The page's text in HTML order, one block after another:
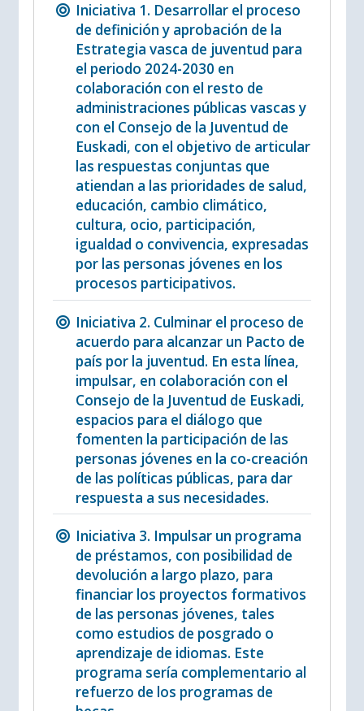
Iniciativa 1. Desarrollar el proceso
de definición y aprobación de la
Estrategia vasca de juventud para
el periodo 2024-2030 en
colaboración con el resto de
administraciones públicas vascas y
con el Consejo de la Juventud de
Euskadi, con el objetivo de articular
las respuestas conjuntas que
atiendan a las prioridades de salud,
educación, cambio climático,
cultura, ocio, participación,
igualdad o convivencia, expresadas
por las personas jóvenes en los
procesos participativos.
Iniciativa 2. Culminar el proceso de
acuerdo para alcanzar un Pacto de
país por la juventud. En esta línea,
impulsar, en colaboración con el
Consejo de la Juventud de Euskadi,
espacios para el diálogo que
fomenten la participación de las
personas jóvenes en la co-creación
de las políticas públicas, para dar
respuesta a sus necesidades.
Iniciativa 3. Impulsar un programa
de préstamos, con posibilidad de
devolución a largo plazo, para
financiar los proyectos formativos
de las personas jóvenes, tales
como estudios de posgrado o
aprendizaje de idiomas. Este
programa sería complementario al
refuerzo de los programas de